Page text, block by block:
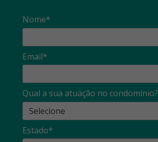
Nome*
Email*
Qual a sua atuação no condomínio?
Estado*